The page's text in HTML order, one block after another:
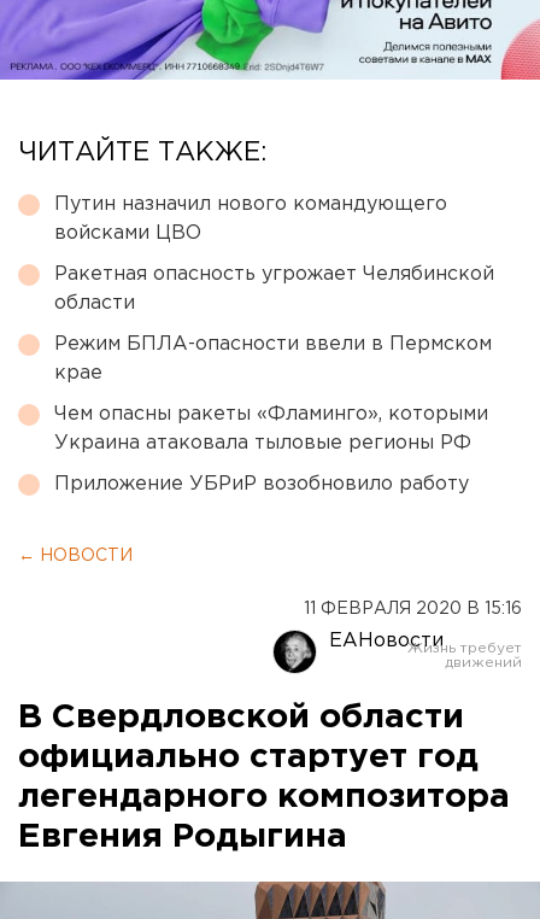
ЧИТАЙТЕ ТАКЖЕ:
Путин назначил нового командующего
войсками ЦВО
Ракетная опасность угрожает Челябинской
области
Режим БПЛА-опасности ввели в Пермском
крае
Чем опасны ракеты «Фламинго», которыми
Украина атаковала тыловые регионы РФ
Приложение УБРиР возобновило работу
← НОВОСТИ
11 ФЕВРАЛЯ 2020 В 15:16
ЕАНовости
В Свердловской области
официально стартует год
легендарного композитора
Евгения Родыгина